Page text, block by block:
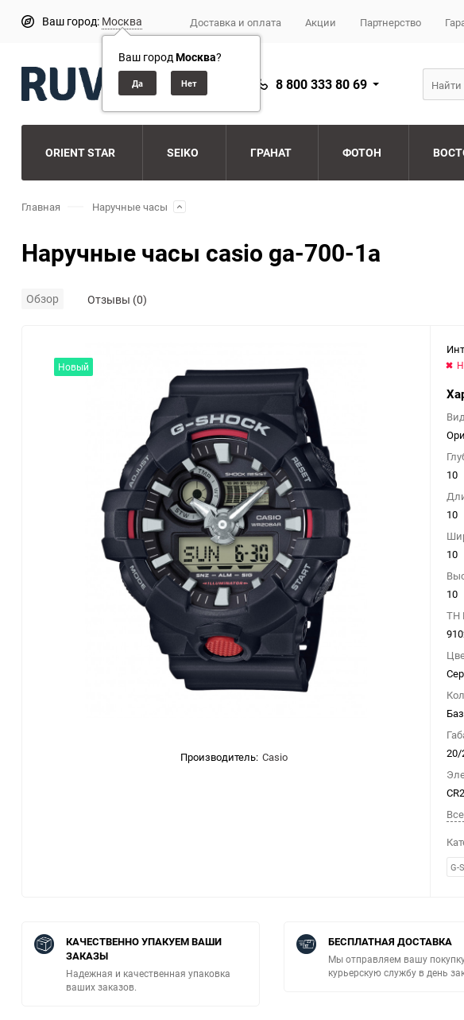
Ваш город: Москва
Ваш городМосква?
Доставка и оплата Акции Партнерство
8 800 333 80 69
ORIENT STAR SEIKO ГРАНАТ ФОТОН
Главная Наручные часы
Наручные часы casio ga-700-1a
Обзор Отзывы (0)
Новый
Производитель: Casio
10
10
10
10
ТН
20/
G-
КАЧЕСТВЕННО УПАКУЕМ ВАШИ
ЗАКАЗЫ
Надежная и качественная упаковка
ваших заказов.
БЕСПЛАТНАЯ ДОСТАВКА
Мы отправляем вашу
курьерскую службу в день